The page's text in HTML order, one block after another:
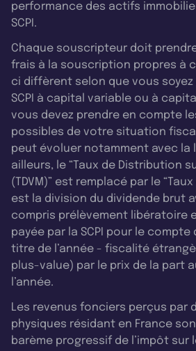
performance des actifs
SCPI.
Chaque souscripteur doit
frais à la souscription propres à
ci diffèrent selon que vous
SCPI à capital variable ou à
vous devez prendre en compte
possibles de votre situation
peut évoluer notamment avec la
ailleurs, le “Taux de Distribution
(TDVM)” est remplacé par le
est la division du dividende brut
compris prélèvement libératoire
payée par la SCPI pour le compte
titre de l’année - fiscalité
plus-value) par le prix de la part
l’année.
Les revenus fonciers perçus par
physiques résidant en France
barème progressif de l’impôt sur